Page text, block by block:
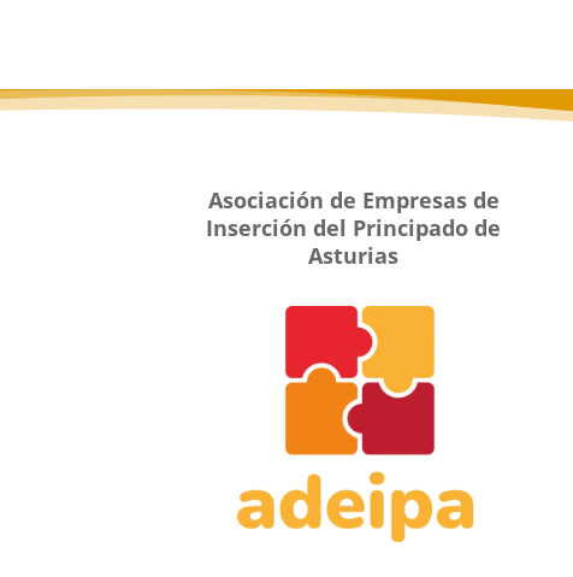
Asociación de Empresas de
Inserción del Principado de
Asturias